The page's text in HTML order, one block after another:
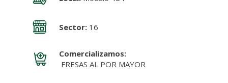
Sector:16
Comercializamos:
FRESAS AL POR MAYOR